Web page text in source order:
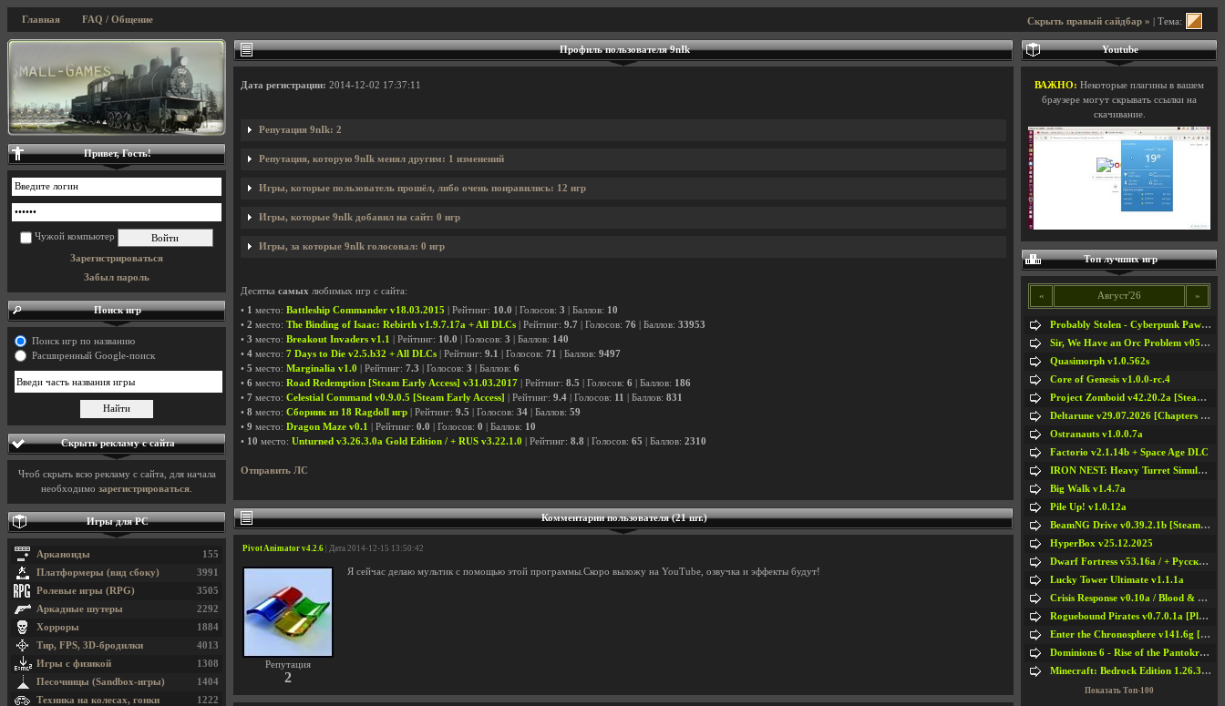
Скрыть правый сайдбар » | Тема:
Главная FAQ / Общение
Профиль пользователя 9nIk
Дата регистрации: 2014-12-02 17:37:11
Репутация 9nIk: 2
Репутация, которую 9nIk менял другим: 1 изменений
Игры, которые пользователь прошёл, либо очень понравились: 12 игр
Игры, которые 9nIk добавил на сайт: 0 игр
Игры, за которые 9nIk голосовал: 0 игр
Десятка самых любимых игр с сайта:
• 1 место: Battleship Commander v18.03.2015 | Рейтинг: 10.0 | Голосов: 3 | Баллов: 10
• 2 место: The Binding of Isaac: Rebirth v1.9.7.17a + All DLCs | Рейтинг: 9.7 | Голосов: 76 | Баллов: 33953
• 3 место: Breakout Invaders v1.1 | Рейтинг: 10.0 | Голосов: 3 | Баллов: 140
• 4 место: 7 Days to Die v2.5.b32 + All DLCs | Рейтинг: 9.1 | Голосов: 71 | Баллов: 9497
• 5 место: Marginalia v1.0 | Рейтинг: 7.3 | Голосов: 3 | Баллов: 6
• 6 место: Road Redemption [Steam Early Access] v31.03.2017 | Рейтинг: 8.5 | Голосов: 6 | Баллов: 186
• 7 место: Celestial Command v0.9.0.5 [Steam Early Access] | Рейтинг: 9.4 | Голосов: 11 | Баллов: 831
• 8 место: Сборник из 18 Ragdoll игр | Рейтинг: 9.5 | Голосов: 34 | Баллов: 59
• 9 место: Dragon Maze v0.1 | Рейтинг: 0.0 | Голосов: 0 | Баллов: 10
• 10 место: Unturned v3.26.3.0a Gold Edition / + RUS v3.22.1.0 | Рейтинг: 8.8 | Голосов: 65 | Баллов: 2310
Отправить ЛС
Комментарии пользователя (21 шт.)
Pivot Animator v4.2.6 | Дата 2014-12-15 13:50:42
Репутация
2
Я сейчас делаю мультик с помощью этой программы.Скоро выложу на YouTube, озвучка и эффекты будут!
Привет, Гость!
Чужой компьютер
Зарегистрироваться
Забыл пароль
Поиск игр
Поиск игр по названию
Расширенный Google-поиск
Скрыть рекламу с сайта
Чтоб скрыть всю рекламу с сайта, для начала
необходимо зарегистрироваться
Игры для PC
155
Арканоиды
3991
Платформеры (вид сбоку)
3505
Ролевые игры (RPG)
2292
Аркадные шутеры
1884
Хорроры
4013
Тир, FPS, 3D-бродилки
1308
Игры с физикой
1404
Песочницы (Sandbox-игры)
1222
Техника на колесах, гонки
Youtube
ВАЖНО: Некоторые плагины в вашем
браузере могут скрывать ссылки на
скачивание.
Топ лучших игр
« Август'26 »
Probably Stolen - Cyberpunk Pawnshop Simulator v048c [Playtest]
Sir, We Have an Orc Problem v05.08.2026
Quasimorph v1.0.562s
Core of Genesis v1.0.0-rc.4
Project Zomboid v42.20.2a [Steam Early Access]
Deltarune v29.07.2026 [Chapters 1-5] / + RUS [Chapters 1-5]
Ostranauts v1.0.0.7a
Factorio v2.1.14b + Space Age DLC
IRON NEST: Heavy Turret Simulator v1.0a
Big Walk v1.4.7a
Pile Up! v1.0.12a
BeamNG Drive v0.39.2.1b [Steam Early Access]
HyperBox v25.12.2025
Dwarf Fortress v53.16a / + Русская Версия v50.12a
Lucky Tower Ultimate v1.1.1a
Crisis Response v0.10a / Blood & Bullet
Roguebound Pirates v0.7.0.1a [Playtest]
Enter the Chronosphere v141.6g [Steam Early Access]
Dominions 6 - Rise of the Pantokrator v6.35a
Minecraft: Bedrock Edition 1.26.33.1a / + TLauncher v2.89
Показать Топ-100